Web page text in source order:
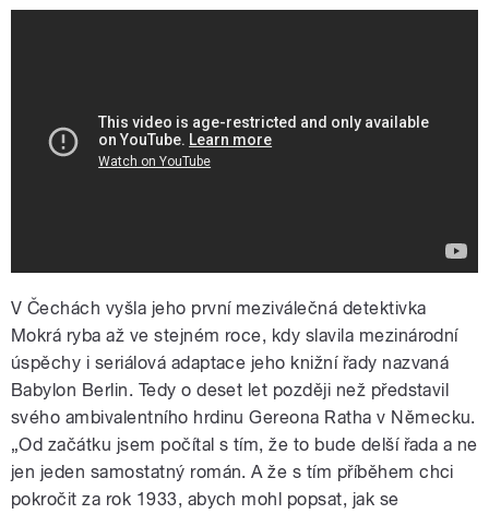
V Čechách vyšla jeho první meziválečná detektivka
Mokrá ryba až ve stejném roce, kdy slavila mezinárodní
úspěchy i seriálová adaptace jeho knižní řady nazvaná
Babylon Berlin. Tedy o deset let později než představil
svého ambivalentního hrdinu Gereona Ratha v Německu.
„Od začátku jsem počítal s tím, že to bude delší řada a ne
jen jeden samostatný román. A že s tím příběhem chci
pokročit za rok 1933, abych mohl popsat, jak se